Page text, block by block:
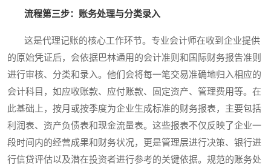
流程第三步：账务处理与分类录入
这是代理记账的核心工作环节。专业会计师在收到企业提供
的原始凭证后，会依据巴林通用的会计准则和国际财务报告准则
进行审核、分类和录入。他们会将每一笔交易准确地归入相应的
会计科目，如应收账款、应付账款、固定资产、管理费用等。在
此基础上，按月或按季度为企业生成标准的财务报表，主要包括
利润表、资产负债表和现金流量表。这些报表不仅反映了企业一
段时间内的经营成果和财务状况，更是管理层进行决策、银行进
行信贷评估以及潜在投资者进行参考的关键依据。规范的账务处